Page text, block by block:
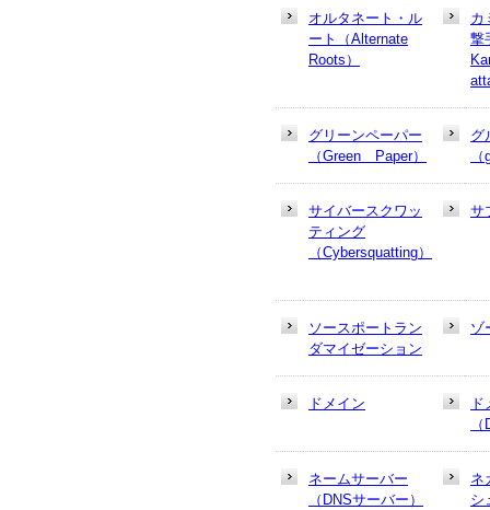
オルタネート・ル
ート（Alternate
Roots）
カ
撃
グリーンペーパー
（Green Paper）
グ
サイバースクワッ
ティング
（Cybersquatting）
サ
ソースポートラン
ダマイゼーション
ゾ
ドメイン
ネームサーバー
（DNSサーバー）
ネ
シ